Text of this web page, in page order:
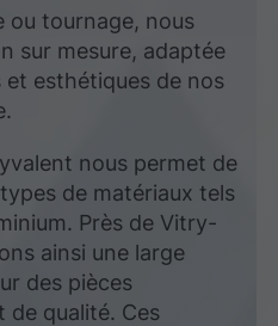
ou tournage, nous
sur mesure, adaptée
esthétiques de nos
nous permet de
de matériaux tels
Près de Vitry-
ainsi une large
des pièces
de qualité. Ces